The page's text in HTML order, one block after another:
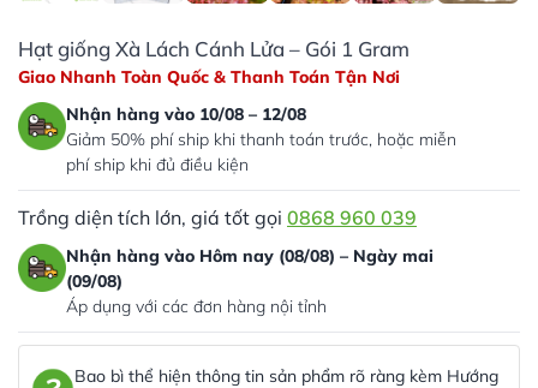
Hạt giống Xà Lách Cánh Lửa – Gói 1 Gram
Giao Nhanh Toàn Quốc & Thanh Toán Tận Nơi
Nhận hàng vào 10/08 – 12/08
Giảm 50% phí ship khi thanh toán trước, hoặc miễn
phí ship khi đủ điều kiện
Trồng diện tích lớn, giá tốt gọi 0868 960 039
Nhận hàng vào Hôm nay (08/08) – Ngày mai
(09/08)
Áp dụng với các đơn hàng nội tỉnh
Bao bì thể hiện thông tin sản phẩm rõ ràng kèm Hướng